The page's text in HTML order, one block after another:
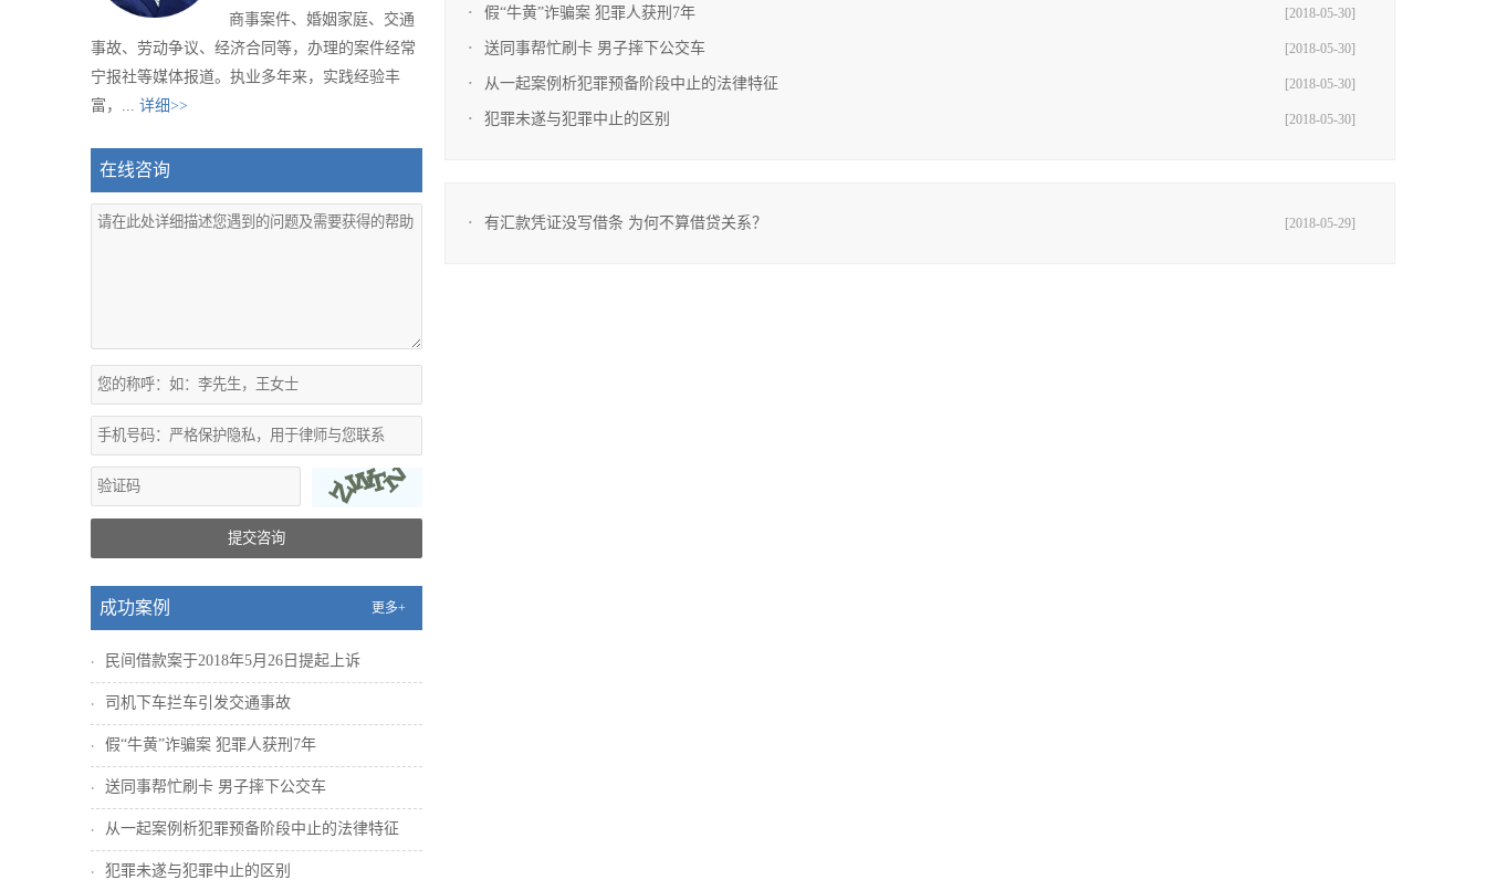
商事案件、婚姻家庭、交通
事故、劳动争议、经济合同等，办理的案件经常
宁报社等媒体报道。执业多年来，实践经验丰
富，... 详细>>
在线咨询
提交咨询
成功案例 更多+
民间借款案于2018年5月26日提起上诉
司机下车拦车引发交通事故
假“牛黄”诈骗案 犯罪人获刑7年
送同事帮忙刷卡 男子摔下公交车
从一起案例析犯罪预备阶段中止的法律特征
犯罪未遂与犯罪中止的区别
假“牛黄”诈骗案 犯罪人获刑7年 [2018-05-30]
送同事帮忙刷卡 男子摔下公交车 [2018-05-30]
从一起案例析犯罪预备阶段中止的法律特征 [2018-05-30]
犯罪未遂与犯罪中止的区别 [2018-05-30]
有汇款凭证没写借条 为何不算借贷关系？ [2018-05-29]